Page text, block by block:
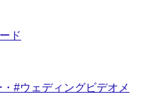
ド
#ウェディングビデオメ